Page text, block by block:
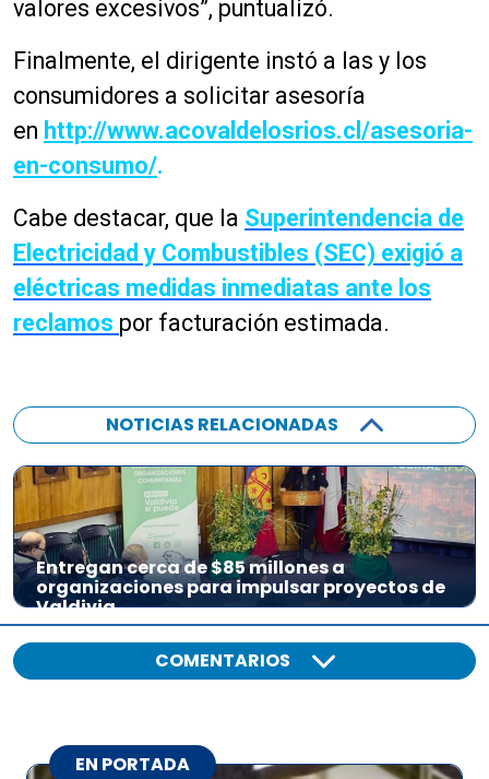
valores excesivos”, puntualizó.
Finalmente, el dirigente instó a las y los
consumidores a solicitar asesoría
en http://www.acovaldelosrios.cl/asesoria-
en-consumo/.
Cabe destacar, que la Superintendencia de
Electricidad y Combustibles (SEC) exigió a
eléctricas medidas inmediatas ante los
reclamos por facturación estimada.
NOTICIAS RELACIONADAS
Entregan cerca de $85 millones a
organizaciones para impulsar proyectos de
Valdivia
COMENTARIOS
EN PORTADA